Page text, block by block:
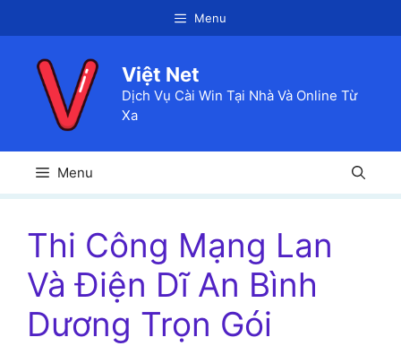
đến
Menu
Việt Net
Dịch Vụ Cài Win Tại Nhà Và Online Từ
Xa
Menu
Thi Công Mạng Lan
Và Điện Dĩ An Bình
Dương Trọn Gói